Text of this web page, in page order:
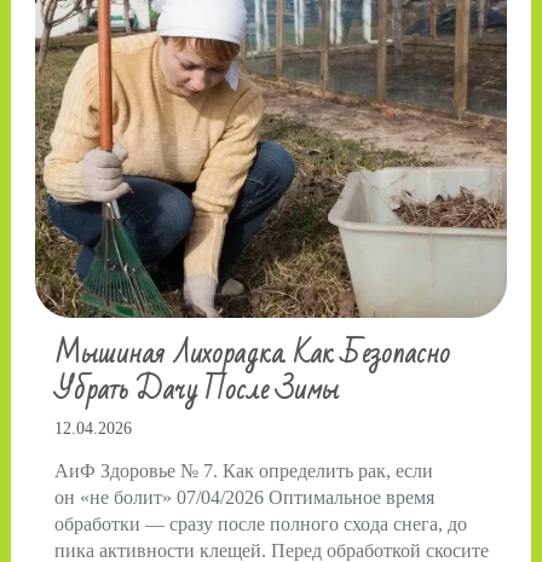
Мышиная Лихорадка. Как Безопасно
Убрать Дачу После Зимы
12.04.2026
АиФ Здоровье № 7. Как определить рак, если
он «не болит» 07/04/2026 Оптимальное время
обработки — сразу после полного схода снега, до
пика активности клещей. Перед обработкой скосите